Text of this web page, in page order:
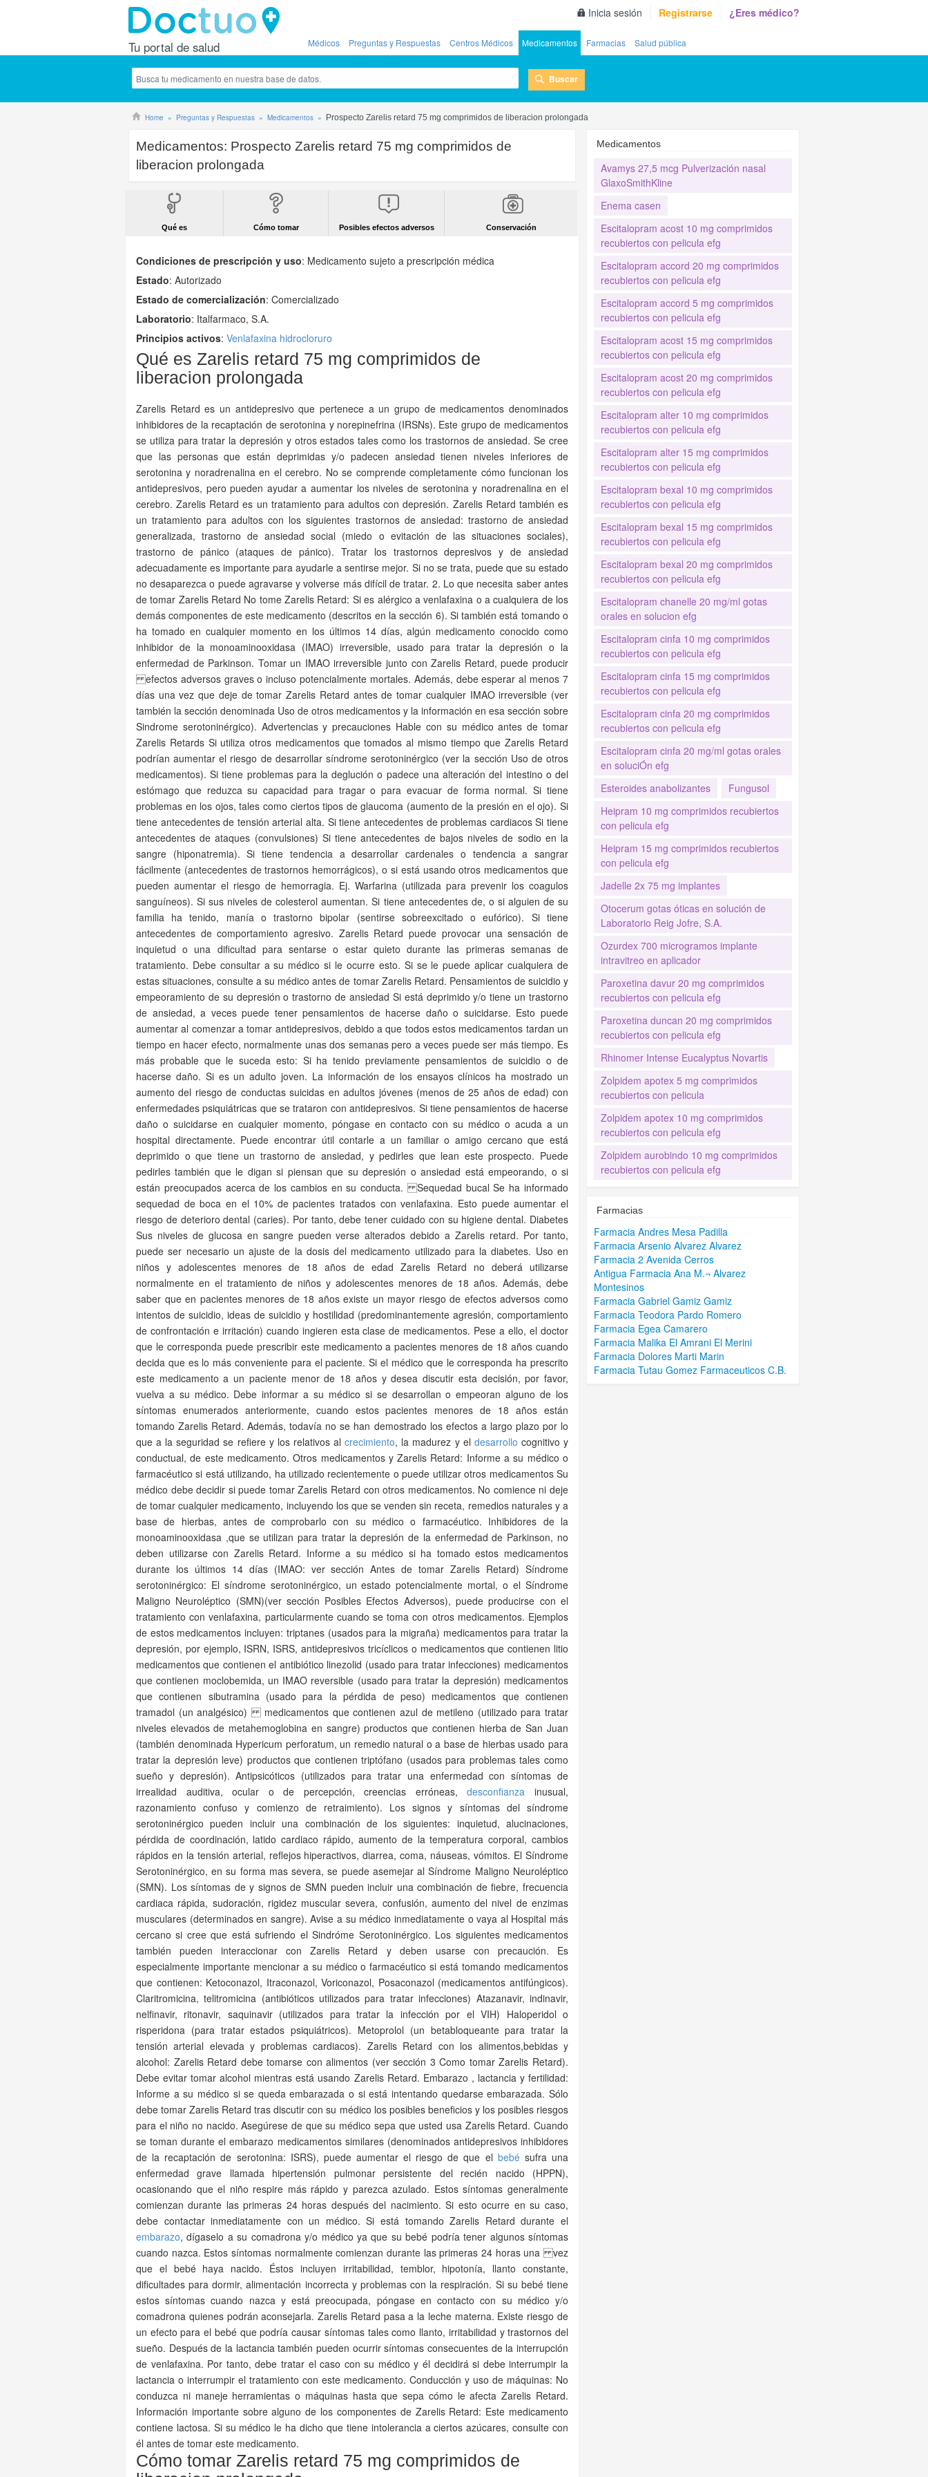
Tu portal de salud
Inicia sesión Registrarse ¿Eres médico?
Médicos Preguntas y Respuestas Centros Médicos Medicamentos Farmacias Salud pública
Buscar
Home Preguntas y Respuestas Medicamentos Prospecto Zarelis retard 75 mg comprimidos de liberacion prolongada
Medicamentos: Prospecto Zarelis retard 75 mg comprimidos de
liberacion prolongada
Qué es Cómo tomar Posibles efectos adversos Conservación
Condiciones de prescripción y uso: Medicamento sujeto a prescripción médica
Estado: Autorizado
Estado de comercialización: Comercializado
Laboratorio: Italfarmaco, S.A.
Principios activos: Venlafaxina hidrocloruro
Qué es Zarelis retard 75 mg comprimidos de
liberacion prolongada
Zarelis Retard es un antidepresivo que pertenece a un grupo de medicamentos denominados
inhibidores de la recaptación de serotonina y norepinefrina (IRSNs). Este grupo de medicamentos
se utiliza para tratar la depresión y otros estados tales como los trastornos de ansiedad. Se cree
que las personas que están deprimidas y/o padecen ansiedad tienen niveles inferiores de
serotonina y noradrenalina en el cerebro. No se comprende completamente cómo funcionan los
antidepresivos, pero pueden ayudar a aumentar los niveles de serotonina y noradrenalina en el
cerebro. Zarelis Retard es un tratamiento para adultos con depresión. Zarelis Retard también es
un tratamiento para adultos con los siguientes trastornos de ansiedad: trastorno de ansiedad
generalizada, trastorno de ansiedad social (miedo o evitación de las situaciones sociales),
trastorno de pánico (ataques de pánico). Tratar los trastornos depresivos y de ansiedad
adecuadamente es importante para ayudarle a sentirse mejor. Si no se trata, puede que su estado
no desaparezca o puede agravarse y volverse más difícil de tratar. 2. Lo que necesita saber antes
de tomar Zarelis Retard No tome Zarelis Retard: Si es alérgico a venlafaxina o a cualquiera de los
demás componentes de este medicamento (descritos en la sección 6). Si también está tomando o
ha tomado en cualquier momento en los últimos 14 días, algún medicamento conocido como
inhibidor de la monoaminooxidasa (IMAO) irreversible, usado para tratar la depresión o la
enfermedad de Parkinson. Tomar un IMAO irreversible junto con Zarelis Retard, puede producir
efectos adversos graves o incluso potencialmente mortales. Además, debe esperar al menos 7
días una vez que deje de tomar Zarelis Retard antes de tomar cualquier IMAO irreversible (ver
también la sección denominada Uso de otros medicamentos y la información en esa sección sobre
Sindrome serotoninérgico). Advertencias y precauciones Hable con su médico antes de tomar
Zarelis Retards Si utiliza otros medicamentos que tomados al mismo tiempo que Zarelis Retard
podrían aumentar el riesgo de desarrollar síndrome serotoninérgico (ver la sección Uso de otros
medicamentos). Si tiene problemas para la deglución o padece una alteración del intestino o del
estómago que reduzca su capacidad para tragar o para evacuar de forma normal. Si tiene
problemas en los ojos, tales como ciertos tipos de glaucoma (aumento de la presión en el ojo). Si
tiene antecedentes de tensión arterial alta. Si tiene antecedentes de problemas cardiacos Si tiene
antecedentes de ataques (convulsiones) Si tiene antecedentes de bajos niveles de sodio en la
sangre (hiponatremia). Si tiene tendencia a desarrollar cardenales o tendencia a sangrar
fácilmente (antecedentes de trastornos hemorrágicos), o si está usando otros medicamentos que
pueden aumentar el riesgo de hemorragia. Ej. Warfarina (utilizada para prevenir los coagulos
sanguíneos). Si sus niveles de colesterol aumentan. Si tiene antecedentes de, o si alguien de su
familia ha tenido, manía o trastorno bipolar (sentirse sobreexcitado o eufórico). Si tiene
antecedentes de comportamiento agresivo. Zarelis Retard puede provocar una sensación de
inquietud o una dificultad para sentarse o estar quieto durante las primeras semanas de
tratamiento. Debe consultar a su médico si le ocurre esto. Si se le puede aplicar cualquiera de
estas situaciones, consulte a su médico antes de tomar Zarelis Retard. Pensamientos de suicidio y
empeoramiento de su depresión o trastorno de ansiedad Si está deprimido y/o tiene un trastorno
de ansiedad, a veces puede tener pensamientos de hacerse daño o suicidarse. Esto puede
aumentar al comenzar a tomar antidepresivos, debido a que todos estos medicamentos tardan un
tiempo en hacer efecto, normalmente unas dos semanas pero a veces puede ser más tiempo. Es
más probable que le suceda esto: Si ha tenido previamente pensamientos de suicidio o de
hacerse daño. Si es un adulto joven. La información de los ensayos clínicos ha mostrado un
aumento del riesgo de conductas suicidas en adultos jóvenes (menos de 25 años de edad) con
enfermedades psiquiátricas que se trataron con antidepresivos. Si tiene pensamientos de hacerse
daño o suicidarse en cualquier momento, póngase en contacto con su médico o acuda a un
hospital directamente. Puede encontrar útil contarle a un familiar o amigo cercano que está
deprimido o que tiene un trastorno de ansiedad, y pedirles que lean este prospecto. Puede
pedirles también que le digan si piensan que su depresión o ansiedad está empeorando, o si
están preocupados acerca de los cambios en su conducta. Sequedad bucal Se ha informado
sequedad de boca en el 10% de pacientes tratados con venlafaxina. Esto puede aumentar el
riesgo de deterioro dental (caries). Por tanto, debe tener cuidado con su higiene dental. Diabetes
Sus niveles de glucosa en sangre pueden verse alterados debido a Zarelis retard. Por tanto,
puede ser necesario un ajuste de la dosis del medicamento utilizado para la diabetes. Uso en
niños y adolescentes menores de 18 años de edad Zarelis Retard no deberá utilizarse
normalmente en el tratamiento de niños y adolescentes menores de 18 años. Además, debe
saber que en pacientes menores de 18 años existe un mayor riesgo de efectos adversos como
intentos de suicidio, ideas de suicidio y hostilidad (predominantemente agresión, comportamiento
de confrontación e irritación) cuando ingieren esta clase de medicamentos. Pese a ello, el doctor
que le corresponda puede prescribir este medicamento a pacientes menores de 18 años cuando
decida que es lo más conveniente para el paciente. Si el médico que le corresponda ha prescrito
este medicamento a un paciente menor de 18 años y desea discutir esta decisión, por favor,
vuelva a su médico. Debe informar a su médico si se desarrollan o empeoran alguno de los
síntomas enumerados anteriormente, cuando estos pacientes menores de 18 años están
tomando Zarelis Retard. Además, todavía no se han demostrado los efectos a largo plazo por lo
que a la seguridad se refiere y los relativos alcrecimiento, la madurez y el desarrollo cognitivo y
conductual, de este medicamento. Otros medicamentos y Zarelis Retard: Informe a su médico o
farmacéutico si está utilizando, ha utilizado recientemente o puede utilizar otros medicamentos Su
médico debe decidir si puede tomar Zarelis Retard con otros medicamentos. No comience ni deje
de tomar cualquier medicamento, incluyendo los que se venden sin receta, remedios naturales y a
base de hierbas, antes de comprobarlo con su médico o farmacéutico. Inhibidores de la
monoaminooxidasa ,que se utilizan para tratar la depresión de la enfermedad de Parkinson, no
deben utilizarse con Zarelis Retard. Informe a su médico si ha tomado estos medicamentos
durante los últimos 14 días (IMAO: ver sección Antes de tomar Zarelis Retard) Síndrome
serotoninérgico: El síndrome serotoninérgico, un estado potencialmente mortal, o el Síndrome
Maligno Neuroléptico (SMN)(ver sección Posibles Efectos Adversos), puede producirse con el
tratamiento con venlafaxina, particularmente cuando se toma con otros medicamentos. Ejemplos
de estos medicamentos incluyen: triptanes (usados para la migraña) medicamentos para tratar la
depresión, por ejemplo, ISRN, ISRS, antidepresivos tricíclicos o medicamentos que contienen litio
medicamentos que contienen el antibiótico linezolid (usado para tratar infecciones) medicamentos
que contienen moclobemida, un IMAO reversible (usado para tratar la depresión) medicamentos
que contienen sibutramina (usado para la pérdida de peso) medicamentos que contienen
tramadol (un analgésico) medicamentos que contienen azul de metileno (utilizado para tratar
niveles elevados de metahemoglobina en sangre) productos que contienen hierba de San Juan
(también denominada Hypericum perforatum, un remedio natural o a base de hierbas usado para
tratar la depresión leve) productos que contienen triptófano (usados para problemas tales como
sueño y depresión). Antipsicóticos (utilizados para tratar una enfermedad con síntomas de
irrealidad auditiva, ocular o de percepción, creencias erróneas,desconfianza inusual,
razonamiento confuso y comienzo de retraimiento). Los signos y síntomas del síndrome
serotoninérgico pueden incluir una combinación de los siguientes: inquietud, alucinaciones,
pérdida de coordinación, latido cardiaco rápido, aumento de la temperatura corporal, cambios
rápidos en la tensión arterial, reflejos hiperactivos, diarrea, coma, náuseas, vómitos. El Síndrome
Serotoninérgico, en su forma mas severa, se puede asemejar al Síndrome Maligno Neuroléptico
(SMN). Los síntomas de y signos de SMN pueden incluir una combinación de fiebre, frecuencia
cardiaca rápida, sudoración, rigidez muscular severa, confusión, aumento del nivel de enzimas
musculares (determinados en sangre). Avise a su médico inmediatamente o vaya al Hospital más
cercano si cree que está sufriendo el Sindróme Serotoninérgico. Los siguientes medicamentos
también pueden interaccionar con Zarelis Retard y deben usarse con precaución. Es
especialmente importante mencionar a su médico o farmacéutico si está tomando medicamentos
que contienen: Ketoconazol, Itraconazol, Voriconazol, Posaconazol (medicamentos antifúngicos).
Claritromicina, telitromicina (antibióticos utilizados para tratar infecciones) Atazanavir, indinavir,
nelfinavir, ritonavir, saquinavir (utilizados para tratar la infección por el VIH) Haloperidol o
risperidona (para tratar estados psiquiátricos). Metoprolol (un betabloqueante para tratar la
tensión arterial elevada y problemas cardiacos). Zarelis Retard con los alimentos,bebidas y
alcohol: Zarelis Retard debe tomarse con alimentos (ver sección 3 Como tomar Zarelis Retard).
Debe evitar tomar alcohol mientras está usando Zarelis Retard. Embarazo , lactancia y fertilidad:
Informe a su médico si se queda embarazada o si está intentando quedarse embarazada. Sólo
debe tomar Zarelis Retard tras discutir con su médico los posibles beneficios y los posibles riesgos
para el niño no nacido. Asegúrese de que su médico sepa que usted usa Zarelis Retard. Cuando
se toman durante el embarazo medicamentos similares (denominados antidepresivos inhibidores
de la recaptación de serotonina: ISRS), puede aumentar el riesgo de que el bebésufra una
enfermedad grave llamada hipertensión pulmonar persistente del recién nacido (HPPN),
ocasionando que el niño respire más rápido y parezca azulado. Estos síntomas generalmente
comienzan durante las primeras 24 horas después del nacimiento. Si esto ocurre en su caso,
debe contactar inmediatamente con un médico. Si está tomando Zarelis Retard durante el
embarazo, dígaselo a su comadrona y/o médico ya que su bebé podría tener algunos síntomas
cuando nazca. Estos síntomas normalmente comienzan durante las primeras 24 horas una vez
que el bebé haya nacido. Éstos incluyen irritabilidad, temblor, hipotonía, llanto constante,
dificultades para dormir, alimentación incorrecta y problemas con la respiración. Si su bebé tiene
estos síntomas cuando nazca y está preocupada, póngase en contacto con su médico y/o
comadrona quienes podrán aconsejarla. Zarelis Retard pasa a la leche materna. Existe riesgo de
un efecto para el bebé que podría causar síntomas tales como llanto, irritabilidad y trastornos del
sueño. Después de la lactancia también pueden ocurrir síntomas consecuentes de la interrupción
de venlafaxina. Por tanto, debe tratar el caso con su médico y él decidirá si debe interrumpir la
lactancia o interrumpir el tratamiento con este medicamento. Conducción y uso de máquinas: No
conduzca ni maneje herramientas o máquinas hasta que sepa cómo le afecta Zarelis Retard.
Información importante sobre alguno de los componentes de Zarelis Retard: Este medicamento
contiene lactosa. Si su médico le ha dicho que tiene intolerancia a ciertos azúcares, consulte con
él antes de tomar este medicamento.
Cómo tomar Zarelis retard 75 mg comprimidos de
Medicamentos
Avamys 27,5 mcg Pulverización nasal
GlaxoSmithKline
Enema casen
Escitalopram acost 10 mg comprimidos
recubiertos con pelicula efg
Escitalopram accord 20 mg comprimidos
recubiertos con pelicula efg
Escitalopram accord 5 mg comprimidos
recubiertos con pelicula efg
Escitalopram acost 15 mg comprimidos
recubiertos con pelicula efg
Escitalopram acost 20 mg comprimidos
recubiertos con pelicula efg
Escitalopram alter 10 mg comprimidos
recubiertos con pelicula efg
Escitalopram alter 15 mg comprimidos
recubiertos con pelicula efg
Escitalopram bexal 10 mg comprimidos
recubiertos con pelicula efg
Escitalopram bexal 15 mg comprimidos
recubiertos con pelicula efg
Escitalopram bexal 20 mg comprimidos
recubiertos con pelicula efg
Escitalopram chanelle 20 mg/ml gotas
orales en solucion efg
Escitalopram cinfa 10 mg comprimidos
recubiertos con pelicula efg
Escitalopram cinfa 15 mg comprimidos
recubiertos con pelicula efg
Escitalopram cinfa 20 mg comprimidos
recubiertos con pelicula efg
Escitalopram cinfa 20 mg/ml gotas orales
en soluciÓn efg
Esteroides anabolizantes
Fungusol
Heipram 10 mg comprimidos recubiertos
con pelicula efg
Heipram 15 mg comprimidos recubiertos
con pelicula efg
Jadelle 2x 75 mg implantes
Otocerum gotas óticas en solución de
Laboratorio Reig Jofre, S.A.
Ozurdex 700 microgramos implante
intravitreo en aplicador
Paroxetina davur 20 mg comprimidos
recubiertos con pelicula efg
Paroxetina duncan 20 mg comprimidos
recubiertos con pelicula efg
Rhinomer Intense Eucalyptus Novartis
Zolpidem apotex 5 mg comprimidos
recubiertos con pelicula
Zolpidem apotex 10 mg comprimidos
recubiertos con pelicula efg
Zolpidem aurobindo 10 mg comprimidos
recubiertos con pelicula efg
Farmacias
Farmacia Andres Mesa Padilla
Farmacia Arsenio Alvarez Alvarez
Farmacia 2 Avenida Cerros
Antigua Farmacia Ana M.¬ Alvarez
Montesinos
Farmacia Gabriel Gamiz Gamiz
Farmacia Teodora Pardo Romero
Farmacia Egea Camarero
Farmacia Malika El Amrani El Merini
Farmacia Dolores Marti Marin
Farmacia Tutau Gomez Farmaceuticos C.B.